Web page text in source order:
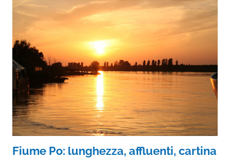
Fiume Po: lunghezza, affluenti, cartina